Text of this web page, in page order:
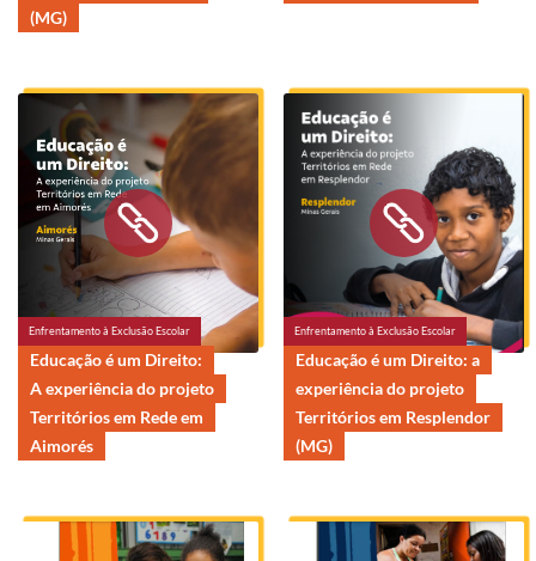
(MG)
Enfrentamento à Exclusão Escolar
Educação é um Direito:
A experiência do projeto
Territórios em Rede em
Aimorés
Enfrentamento à Exclusão Escolar
Educação é um Direito: a
experiência do projeto
Territórios em Resplendor
(MG)